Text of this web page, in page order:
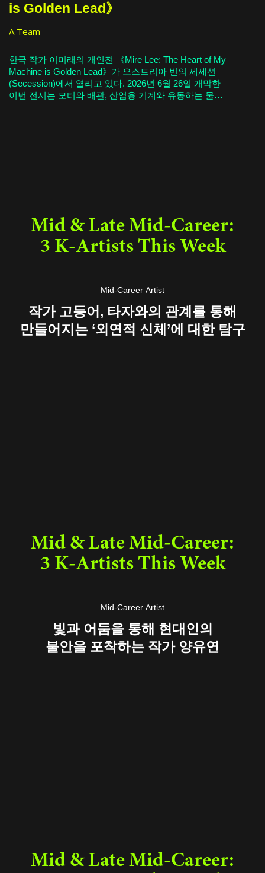
is Golden Lead》
A Team
한국 작가 이미래의 개인전 《Mire Lee: The Heart of My
Machine is Golden Lead》가 오스트리아 빈의 세세션
(Secession)에서 열리고 있다. 2026년 6월 26일 개막한
이번 전시는 모터와 배관, 산업용 기계와 유동하는 물질
Mid & Late Mid-Career:
3 K-Artists This Week
Mid-Career Artist
작가 고등어, 타자와의 관계를 통해
만들어지는 ‘외연적 신체’에 대한 탐구
Mid & Late Mid-Career:
3 K-Artists This Week
Mid-Career Artist
빛과 어둠을 통해 현대인의
불안을 포착하는 작가 양유연
Mid & Late Mid-Career: